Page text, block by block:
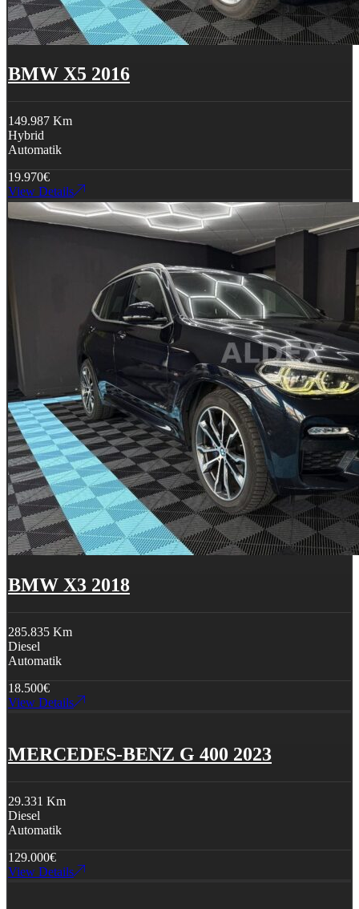
BMW X5 2016
149.987 Km
Hybrid
Automatik
19.970€
View Details
BMW X3 2018
285.835 Km
Diesel
Automatik
18.500€
View Details
MERCEDES-BENZ G 400 2023
29.331 Km
Diesel
Automatik
129.000€
View Details